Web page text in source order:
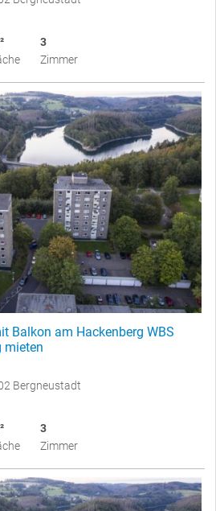
3
Zimmer
Balkon am Hackenberg WBS
mieten
Bergneustadt
3
Zimmer